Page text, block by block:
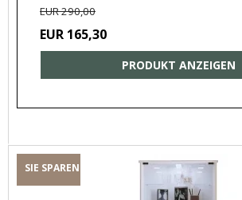
EUR 290,00
EUR 165,30
PRODUKT ANZEIGEN
SIE SPAREN